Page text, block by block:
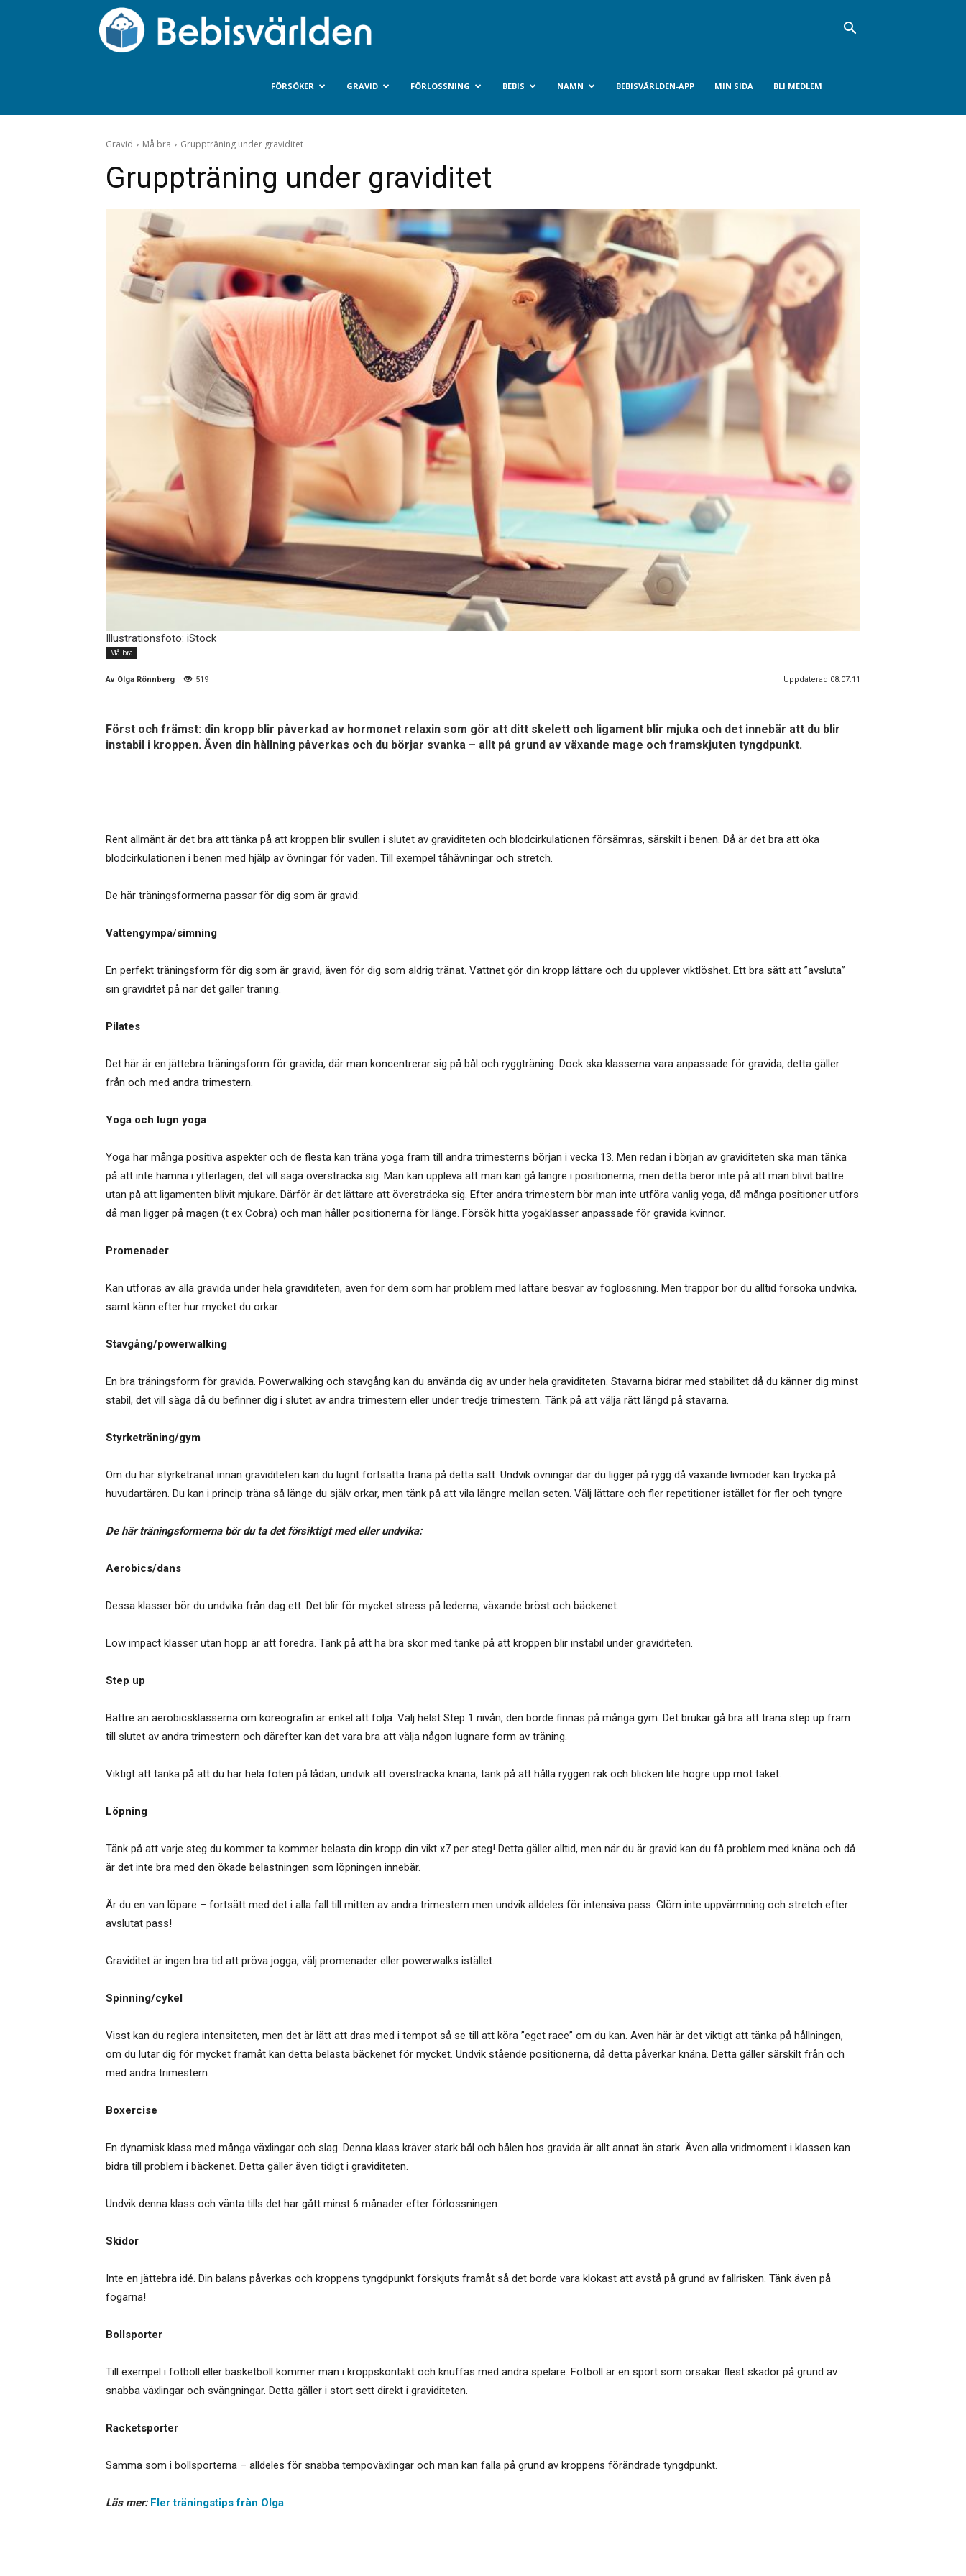
FÖRSÖKER GRAVID FÖRLOSSNING BEBIS NAMN BEBISVÄRLDEN-APP MIN SIDA BLI MEDLEM
Gravid Må bra Gruppträning under graviditet
Gruppträning under graviditet
Illustrationsfoto: iStock
Må bra
Av Olga Rönnberg 519 Uppdaterad 08.07.11
Först och främst: din kropp blir påverkad av hormonet relaxin som gör att ditt skelett och ligament blir mjuka och det innebär att du blir
instabil i kroppen. Även din hållning påverkas och du börjar svanka – allt på grund av växande mage och framskjuten tyngdpunkt.
Rent allmänt är det bra att tänka på att kroppen blir svullen i slutet av graviditeten och blodcirkulationen försämras, särskilt i benen. Då är det bra att öka
blodcirkulationen i benen med hjälp av övningar för vaden. Till exempel tåhävningar och stretch.
De här träningsformerna passar för dig som är gravid:
Vattengympa/simning
En perfekt träningsform för dig som är gravid, även för dig som aldrig tränat. Vattnet gör din kropp lättare och du upplever viktlöshet. Ett bra sätt att ”avsluta”
sin graviditet på när det gäller träning.
Pilates
Det här är en jättebra träningsform för gravida, där man koncentrerar sig på bål och ryggträning. Dock ska klasserna vara anpassade för gravida, detta gäller
från och med andra trimestern.
Yoga och lugn yoga
Yoga har många positiva aspekter och de flesta kan träna yoga fram till andra trimesterns början i vecka 13. Men redan i början av graviditeten ska man tänka
på att inte hamna i ytterlägen, det vill säga översträcka sig. Man kan uppleva att man kan gå längre i positionerna, men detta beror inte på att man blivit bättre
utan på att ligamenten blivit mjukare. Därför är det lättare att översträcka sig. Efter andra trimestern bör man inte utföra vanlig yoga, då många positioner utförs
då man ligger på magen (t ex Cobra) och man håller positionerna för länge. Försök hitta yogaklasser anpassade för gravida kvinnor.
Promenader
Kan utföras av alla gravida under hela graviditeten, även för dem som har problem med lättare besvär av foglossning. Men trappor bör du alltid försöka undvika,
samt känn efter hur mycket du orkar.
Stavgång/powerwalking
En bra träningsform för gravida. Powerwalking och stavgång kan du använda dig av under hela graviditeten. Stavarna bidrar med stabilitet då du känner dig minst
stabil, det vill säga då du befinner dig i slutet av andra trimestern eller under tredje trimestern. Tänk på att välja rätt längd på stavarna.
Styrketräning/gym
Om du har styrketränat innan graviditeten kan du lugnt fortsätta träna på detta sätt. Undvik övningar där du ligger på rygg då växande livmoder kan trycka på
huvudartären. Du kan i princip träna så länge du själv orkar, men tänk på att vila längre mellan seten. Välj lättare och fler repetitioner istället för fler och tyngre
De här träningsformerna bör du ta det försiktigt med eller undvika:
Aerobics/dans
Dessa klasser bör du undvika från dag ett. Det blir för mycket stress på lederna, växande bröst och bäckenet.
Low impact klasser utan hopp är att föredra. Tänk på att ha bra skor med tanke på att kroppen blir instabil under graviditeten.
Step up
Bättre än aerobicsklasserna om koreografin är enkel att följa. Välj helst Step 1 nivån, den borde finnas på många gym. Det brukar gå bra att träna step up fram
till slutet av andra trimestern och därefter kan det vara bra att välja någon lugnare form av träning.
Viktigt att tänka på att du har hela foten på lådan, undvik att översträcka knäna, tänk på att hålla ryggen rak och blicken lite högre upp mot taket.
Löpning
Tänk på att varje steg du kommer ta kommer belasta din kropp din vikt x7 per steg! Detta gäller alltid, men när du är gravid kan du få problem med knäna och då
är det inte bra med den ökade belastningen som löpningen innebär.
Är du en van löpare – fortsätt med det i alla fall till mitten av andra trimestern men undvik alldeles för intensiva pass. Glöm inte uppvärmning och stretch efter
avslutat pass!
Graviditet är ingen bra tid att pröva jogga, välj promenader eller powerwalks istället.
Spinning/cykel
Visst kan du reglera intensiteten, men det är lätt att dras med i tempot så se till att köra ”eget race” om du kan. Även här är det viktigt att tänka på hållningen,
om du lutar dig för mycket framåt kan detta belasta bäckenet för mycket. Undvik stående positionerna, då detta påverkar knäna. Detta gäller särskilt från och
med andra trimestern.
Boxercise
En dynamisk klass med många växlingar och slag. Denna klass kräver stark bål och bålen hos gravida är allt annat än stark. Även alla vridmoment i klassen kan
bidra till problem i bäckenet. Detta gäller även tidigt i graviditeten.
Undvik denna klass och vänta tills det har gått minst 6 månader efter förlossningen.
Skidor
Inte en jättebra idé. Din balans påverkas och kroppens tyngdpunkt förskjuts framåt så det borde vara klokast att avstå på grund av fallrisken. Tänk även på
fogarna!
Bollsporter
Till exempel i fotboll eller basketboll kommer man i kroppskontakt och knuffas med andra spelare. Fotboll är en sport som orsakar flest skador på grund av
snabba växlingar och svängningar. Detta gäller i stort sett direkt i graviditeten.
Racketsporter
Samma som i bollsporterna – alldeles för snabba tempoväxlingar och man kan falla på grund av kroppens förändrade tyngdpunkt.
Läs mer: Fler träningstips från Olga